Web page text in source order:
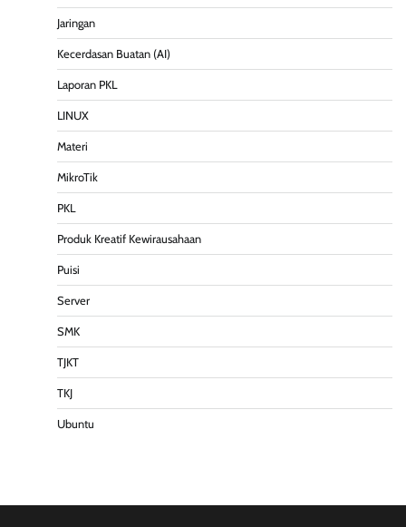
Jaringan
Kecerdasan Buatan (AI)
Laporan PKL
LINUX
Materi
MikroTik
PKL
Produk Kreatif Kewirausahaan
Puisi
Server
SMK
TJKT
TKJ
Ubuntu